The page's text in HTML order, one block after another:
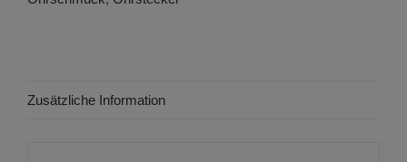
Zusätzliche Information